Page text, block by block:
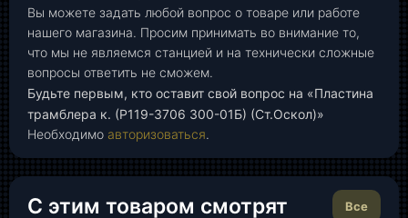
Вы можете задать любой вопрос о товаре или работе
нашего магазина. Просим принимать во внимание то,
что мы не являемся станцией и на технически сложные
вопросы ответить не сможем.
Будьте первым, кто оставит свой вопрос на «Пластина
трамблера к. (Р119-3706 300-01Б) (Ст.Оскол)»
Необходимо авторизоваться.
С этим товаром смотрят Все